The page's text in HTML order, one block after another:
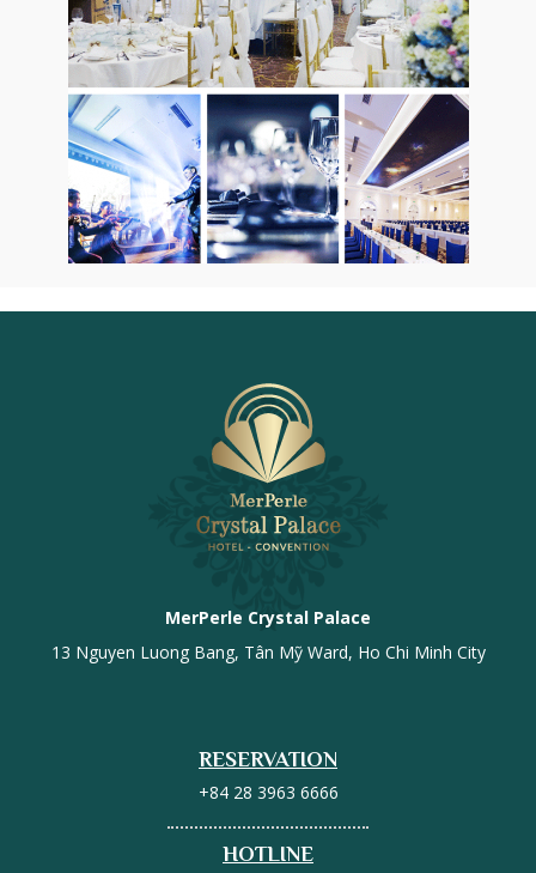
MerPerle Crystal Palace
13 Nguyen Luong Bang, Tân Mỹ Ward, Ho Chi Minh City
RESERVATION
+84 28 3963 6666
HOTLINE